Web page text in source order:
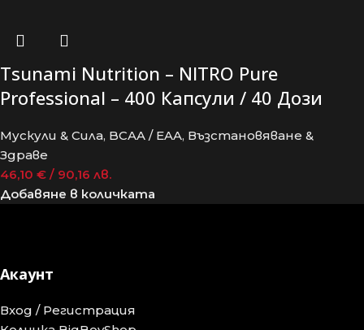
Tsunami Nutrition – NITRO Pure
Professional – 400 Капсули / 40 Дози
Мускули & Сила, BCAA / EAA, Възстановяване &
Здраве
46,10 € / 90,16 лв.
Добавяне в количката
Акаунт
Вход / Регистрация